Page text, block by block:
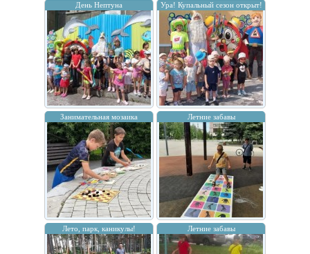
День Нептуна Ура! Купальный сезон открыт!
Занимательная мозаика Летние забавы
Лето, парк, каникулы! Летние забавы